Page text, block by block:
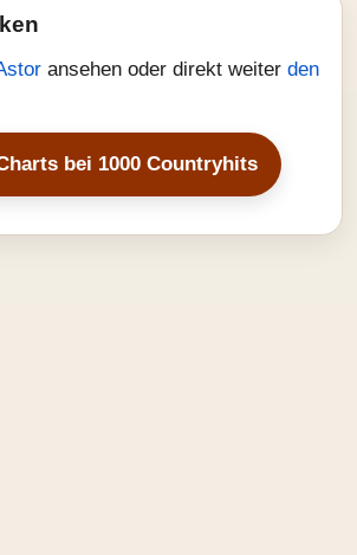
ansehen oder direkt weiter den
bei 1000 Countryhits